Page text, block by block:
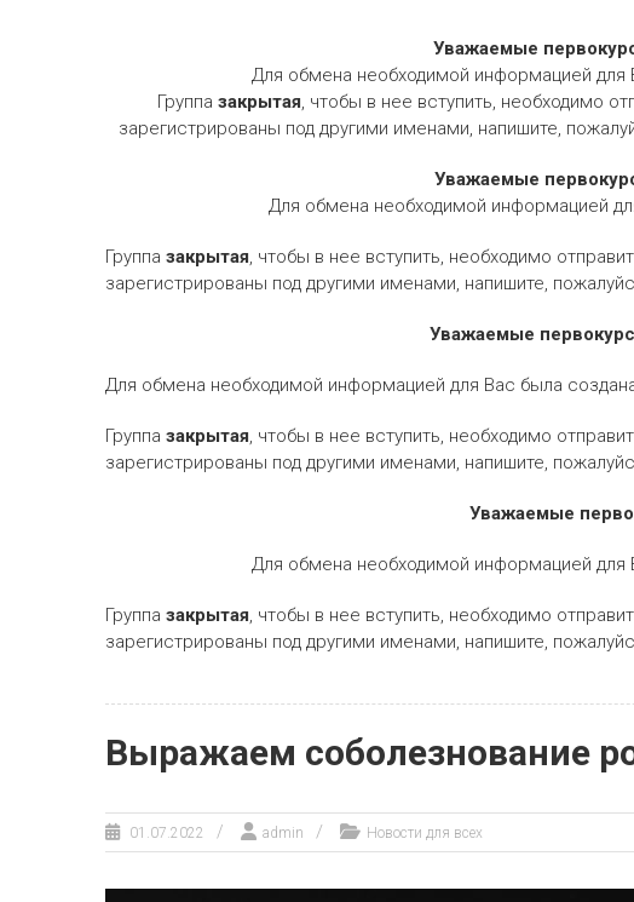
Уважаемые
Для обмена необходимой информацией для
Группа закрытая, чтобы в нее вступить, необходимо
зарегистрированы под другими именами, напишите,
Уважаемые
Для обмена необходимой информацией
Группа закрытая, чтобы в нее вступить, необходимо
зарегистрированы под другими именами, напишите,
Уважаемые
Для обмена необходимой информацией для Вас была
Группа закрытая, чтобы в нее вступить, необходимо
зарегистрированы под другими именами, напишите,
Уважаемые
Для обмена необходимой информацией для
Группа закрытая, чтобы в нее вступить, необходимо
зарегистрированы под другими именами, напишите,
Выражаем соболезнование
01.07.2022 admin Новости для всех